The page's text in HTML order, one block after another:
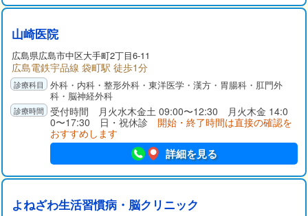
山崎医院
広島県広島市中区大手町2丁目6-11
広島電鉄宇品線 袋町駅 徒歩1分
外科・内科・整形外科・東洋医学・漢方・胃腸科・肛門外
科・脳神経外科
受付時間 月火水木金土 09:00〜12:30 月火木金 14:0
0〜17:30 日・祝休診 開始・終了時間は直接の確認を
おすすめします
詳細を見る
よねざわ生活習慣病・脳クリニック